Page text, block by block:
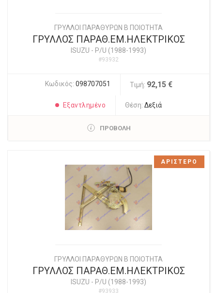
ΓΡΥΛΛΟΙ ΠΑΡΑΘΥΡΩΝ Β ΠΟΙΟΤΗΤΑ
ΓΡΥΛΛΟΣ ΠΑΡΑΘ.ΕΜ.ΗΛΕΚΤΡΙΚΟΣ
ISUZU - P/U (1988-1993)
#93932
Κωδικός: 098707051 Τιμή: 92,15 €
Εξαντλημένο Θέση:Δεξιά
ΠΡΟΒΟΛΗ
ΓΡΥΛΛΟΙ ΠΑΡΑΘΥΡΩΝ Β ΠΟΙΟΤΗΤΑ
ΓΡΥΛΛΟΣ ΠΑΡΑΘ.ΕΜ.ΗΛΕΚΤΡΙΚΟΣ
ISUZU - P/U (1988-1993)
#93933
ΑΡΙΣΤΕΡΟ